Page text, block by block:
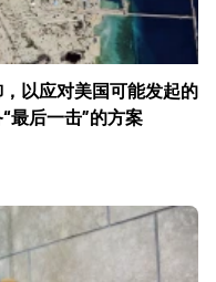
以应对美国可能发起的
最后一击”的方案